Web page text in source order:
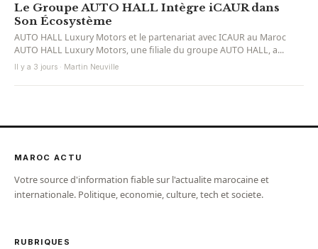
Le Groupe AUTO HALL Intègre iCAUR dans
Son Écosystème
AUTO HALL Luxury Motors et le partenariat avec ICAUR au Maroc
AUTO HALL Luxury Motors, une filiale du groupe AUTO HALL, a...
Il y a 3 jours · Martin Neuville
MAROC ACTU
Votre source d'information fiable sur l'actualite marocaine et
internationale. Politique, economie, culture, tech et societe.
RUBRIQUES